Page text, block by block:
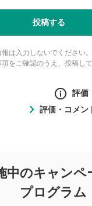
投稿する
は入力しないでください。
をご確認のうえ、投稿して
評価
評価・コメン
稿に関する注
中のキャンペ
プログラム